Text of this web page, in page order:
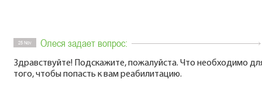
25 Nov Олеся задает вопрос:
Здравствуйте! Подскажите, пожалуйста. Что необходимо
того, чтобы попасть к вам реабилитацию.